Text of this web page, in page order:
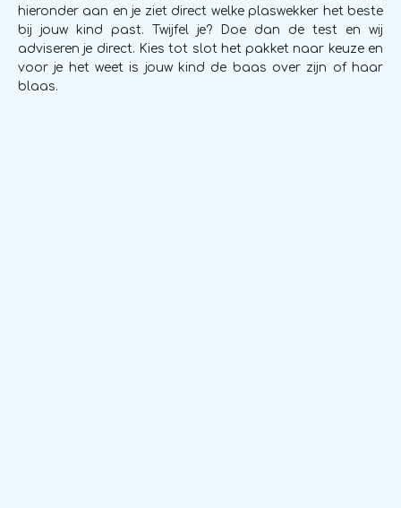
hieronder aan en je ziet direct welke plaswekker het beste
bij jouw kind past. Twijfel je? Doe dan de test en wij
adviseren je direct. Kies tot slot het pakket naar keuze en
voor je het weet is jouw kind de baas over zijn of haar
blaas.